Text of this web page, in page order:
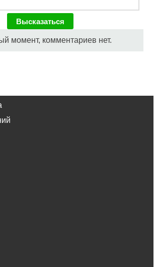
момент, комментариев нет.